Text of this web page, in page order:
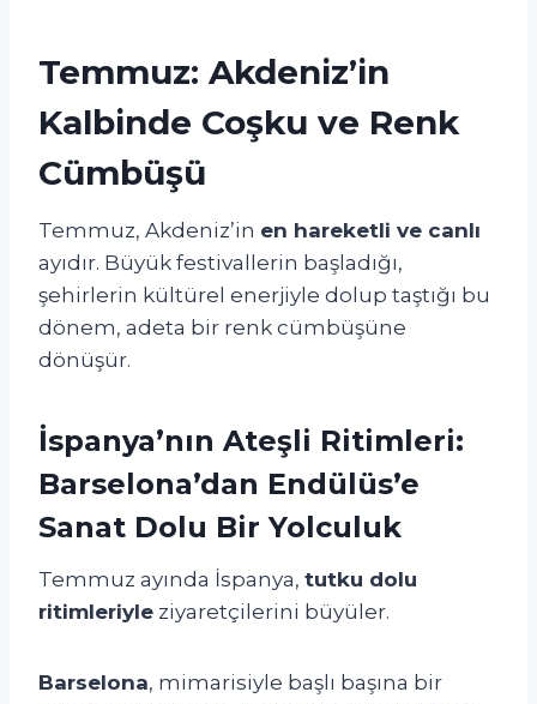
Temmuz: Akdeniz’in
Kalbinde Coşku ve Renk
Cümbüşü
Temmuz, Akdeniz’in en hareketli ve canlı
ayıdır. Büyük festivallerin başladığı,
şehirlerin kültürel enerjiyle dolup taştığı bu
dönem, adeta bir renk cümbüşüne
dönüşür.
İspanya’nın Ateşli Ritimleri:
Barselona’dan Endülüs’e
Sanat Dolu Bir Yolculuk
Temmuz ayında İspanya, tutku dolu
ritimleriyle ziyaretçilerini büyüler.
Barselona, mimarisiyle başlı başına bir